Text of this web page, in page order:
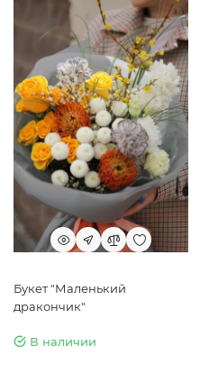
Букет "Маленький
дракончик"
В наличии